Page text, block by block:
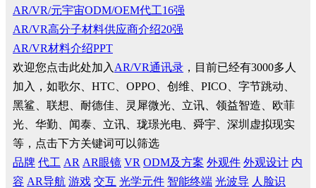
AR/VR/元宇宙ODM/OEM代工16强
AR/VR高分子材料供应商介绍20强
AR/VR材料介绍PPT
欢迎您点击此处加入 AR/VR通讯录 ，目前已经有3000多人
加入，如歌尔、HTC、OPPO、创维、PICO、字节跳动、
黑鲨、联想、耐德佳、灵犀微光、立讯、领益智造、欧菲
光、华勤、闻泰、立讯、珑璟光电、舜宇、深圳虚拟现实
等，点击下方关键词可以筛选
品牌 代工 AR AR眼镜 VR ODM及方案 外观件 外观设计 内
容 AR导航 游戏 交互 光学元件 智能终端 光波导 人脸识